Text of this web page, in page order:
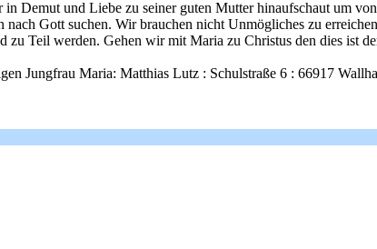
Demut und Liebe zu seiner guten Mutter hinaufschaut um
Gott suchen. Wir brauchen nicht Unmögliches zu
Teil werden. Gehen wir mit Maria zu Christus den dies ist
Jungfrau Maria: Matthias Lutz : Schulstraße 6 : 66917